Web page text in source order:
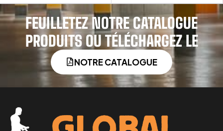
FEUILLETEZ NOTRE CATALOGUE
PRODUITS OU TÉLÉCHARGEZ LE
NOTRE CATALOGUE